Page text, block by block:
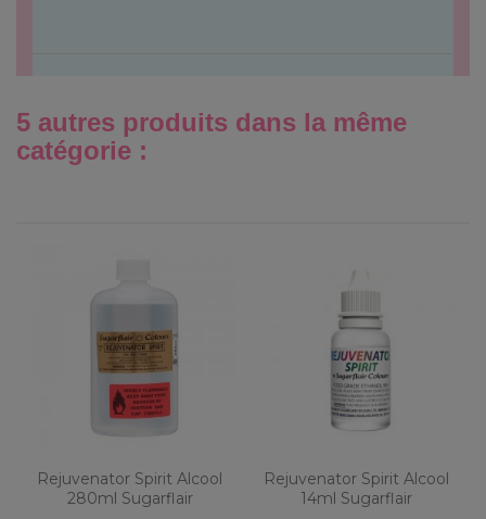
5 autres produits dans la même
catégorie :
Rejuvenator Spirit Alcool
280ml Sugarflair
Rejuvenator Spirit Alcool
14ml Sugarflair